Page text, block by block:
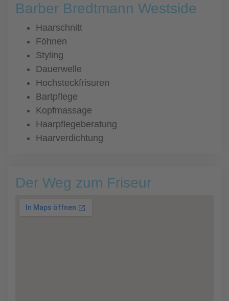
Barber Bredtmann Westside
Haarschnitt
Föhnen
Styling
Dauerwelle
Hochsteckfrisuren
Bartpflege
Kopfmassage
Haarpflegeberatung
Haarverdichtung
Der Weg zum Friseur